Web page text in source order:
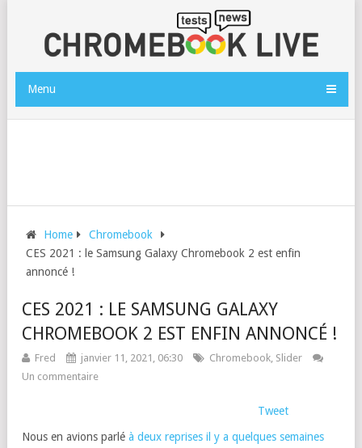
Menu
Home
Chromebook
CES 2021 : le Samsung Galaxy Chromebook 2 est enfin
annoncé !
CES 2021 : LE SAMSUNG GALAXY
CHROMEBOOK 2 EST ENFIN ANNONCÉ !
Fred janvier 11, 2021, 06:30 Chromebook, Slider
Un commentaire
Tweet
Nous en avions parlé à deux reprises il y a quelques semaines